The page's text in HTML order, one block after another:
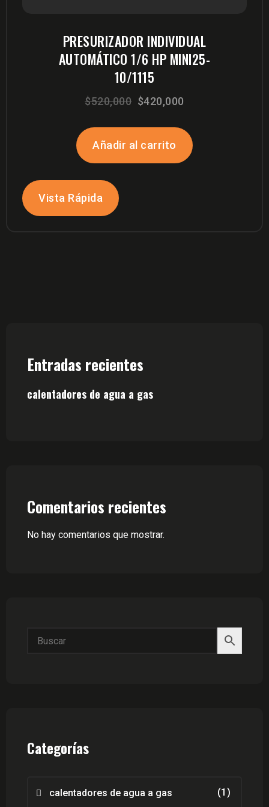
PRESURIZADOR INDIVIDUAL
AUTOMÁTICO 1/6 HP MINI25-
10/1115
$520,000 El
original
$420,000
actual
es:
Añadir al carrito
Vista Rápida
Entradas recientes
calentadores de agua a gas
Comentarios recientes
No hay comentarios que mostrar.
Categorías
calentadores de agua a gas (1)